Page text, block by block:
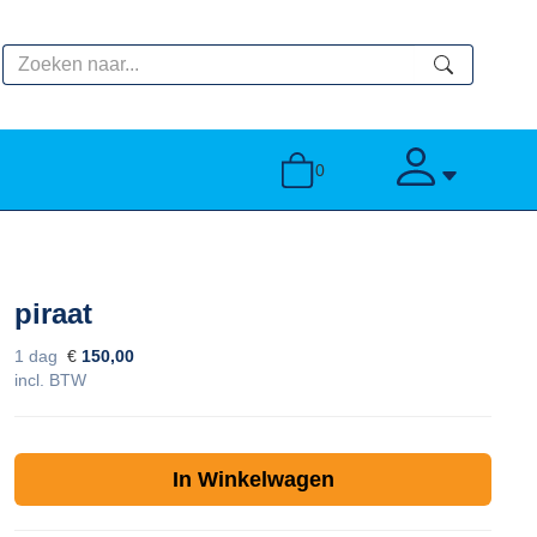
zoeken
0
toggle account
piraat
1 dag € 150,00
incl. BTW
In Winkelwagen